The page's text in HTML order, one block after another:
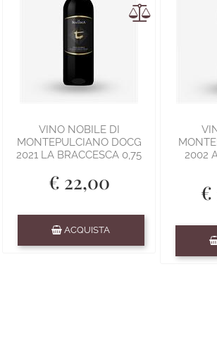
VINO NOBILE DI
MONTEPULCIANO DOCG
2021 LA BRACCESCA 0,75
€ 22,00
ACQUISTA
2002
€